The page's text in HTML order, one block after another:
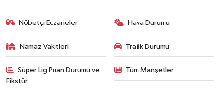
Nöbetçi Eczaneler Hava Durumu
Namaz Vakitleri Trafik Durumu
Süper Lig Puan Durumu ve
Fikstür
Tüm Manşetler